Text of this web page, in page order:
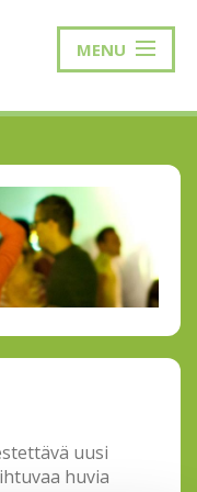
MENU
uusi
huvia